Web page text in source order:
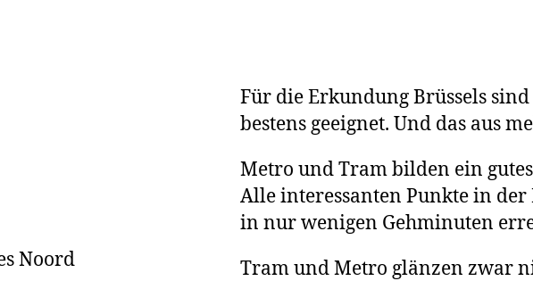
Für die Erkundung Brüssels
bestens geeignet. Und das aus
Metro und Tram bilden ein
Alle interessanten Punkte in der
in nur wenigen Gehminuten
Tram und Metro glänzen zwar